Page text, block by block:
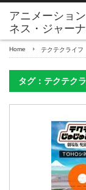
アニメーショ
ネス・ジャー
Home テクテクライフ
タグ：テクテク